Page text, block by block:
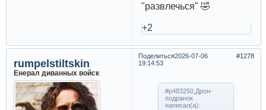
"развлечься" 🤣
+2
Поделиться 1278
2026-07-06
19:14:53
rumpelstiltskin
Енерал диванных войск
#p483250,Дрон-
подранок
написал(а):